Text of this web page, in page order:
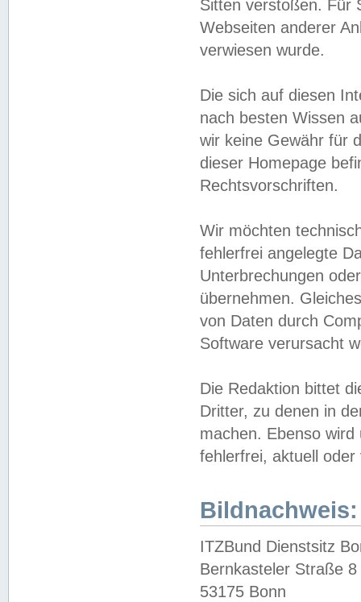
Sitten verstoßen. Für
Webseiten anderer
verwiesen wurde.
Die sich auf diesen
nach besten Wissen
wir keine Gewähr für
dieser Homepage
Rechtsvorschriften.
Wir möchten
fehlerfrei angelegte
Unterbrechungen
übernehmen.
von Daten durch
Software verursacht
Die Redaktion bittet
Dritter, zu denen in
machen. Ebenso
fehlerfrei, aktuell oder
Bildnachweis:
ITZBund Dienstsitz
Bernkasteler Straße 8
53175 Bonn